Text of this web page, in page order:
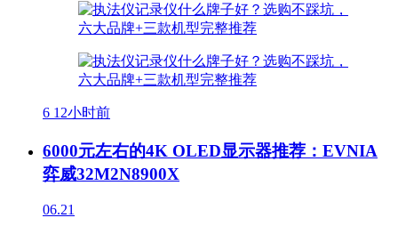
6 12小时前
6000元左右的4K OLED显示器推荐：EVNIA
弈威32M2N8900X
06.21